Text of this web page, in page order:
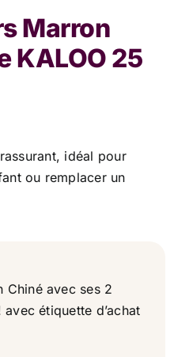
Marron
KALOO 25
idéal pour
ou remplacer un
Chiné avec ses 2
étiquette d’achat